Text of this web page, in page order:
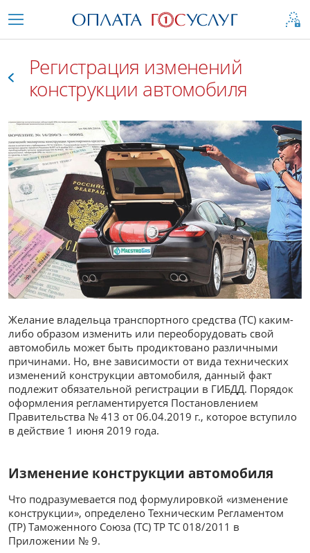
Все
Регистрация изменений
конструкции автомобиля
Желание владельца транспортного средства (ТС) каким-
либо образом изменить или переоборудовать свой
автомобиль может быть продиктовано различными
причинами. Но, вне зависимости от вида технических
изменений конструкции автомобиля, данный факт
подлежит обязательной регистрации в ГИБДД. Порядок
оформления регламентируется Постановлением
Правительства № 413 от 06.04.2019 г., которое вступило
в действие 1 июня 2019 года.
Изменение конструкции автомобиля
Что подразумевается под формулировкой «изменение
конструкции», определено Техническим Регламентом
(ТР) Таможенного Союза (ТС) ТР ТС 018/2011 в
Приложении № 9.